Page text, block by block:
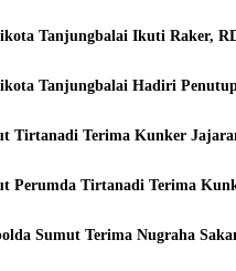
Tanjungbalai Ikuti Raker,
Tanjungbalai Hadiri
Tirtanadi Terima Kunker
Perumda Tirtanadi Terima
Sumut Terima Nugraha